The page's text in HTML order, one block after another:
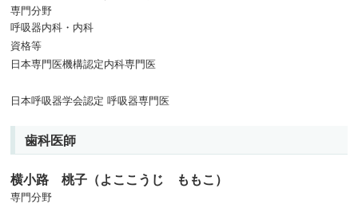
専門分野
呼吸器内科・内科
資格等
日本専門医機構認定内科専門医
日本呼吸器学会認定 呼吸器専門医
歯科医師
横小路 桃子（よここうじ ももこ）
専門分野